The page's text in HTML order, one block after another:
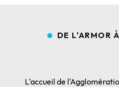
DE L'ARMOR
L'accueil de